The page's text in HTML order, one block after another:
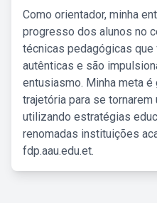
Como orientador, minha
progresso dos alunos no
técnicas pedagógicas
autênticas e são
entusiasmo. Minha meta
trajetória para se
utilizando estratégias
renomadas instituições
fdp.aau.edu.et.